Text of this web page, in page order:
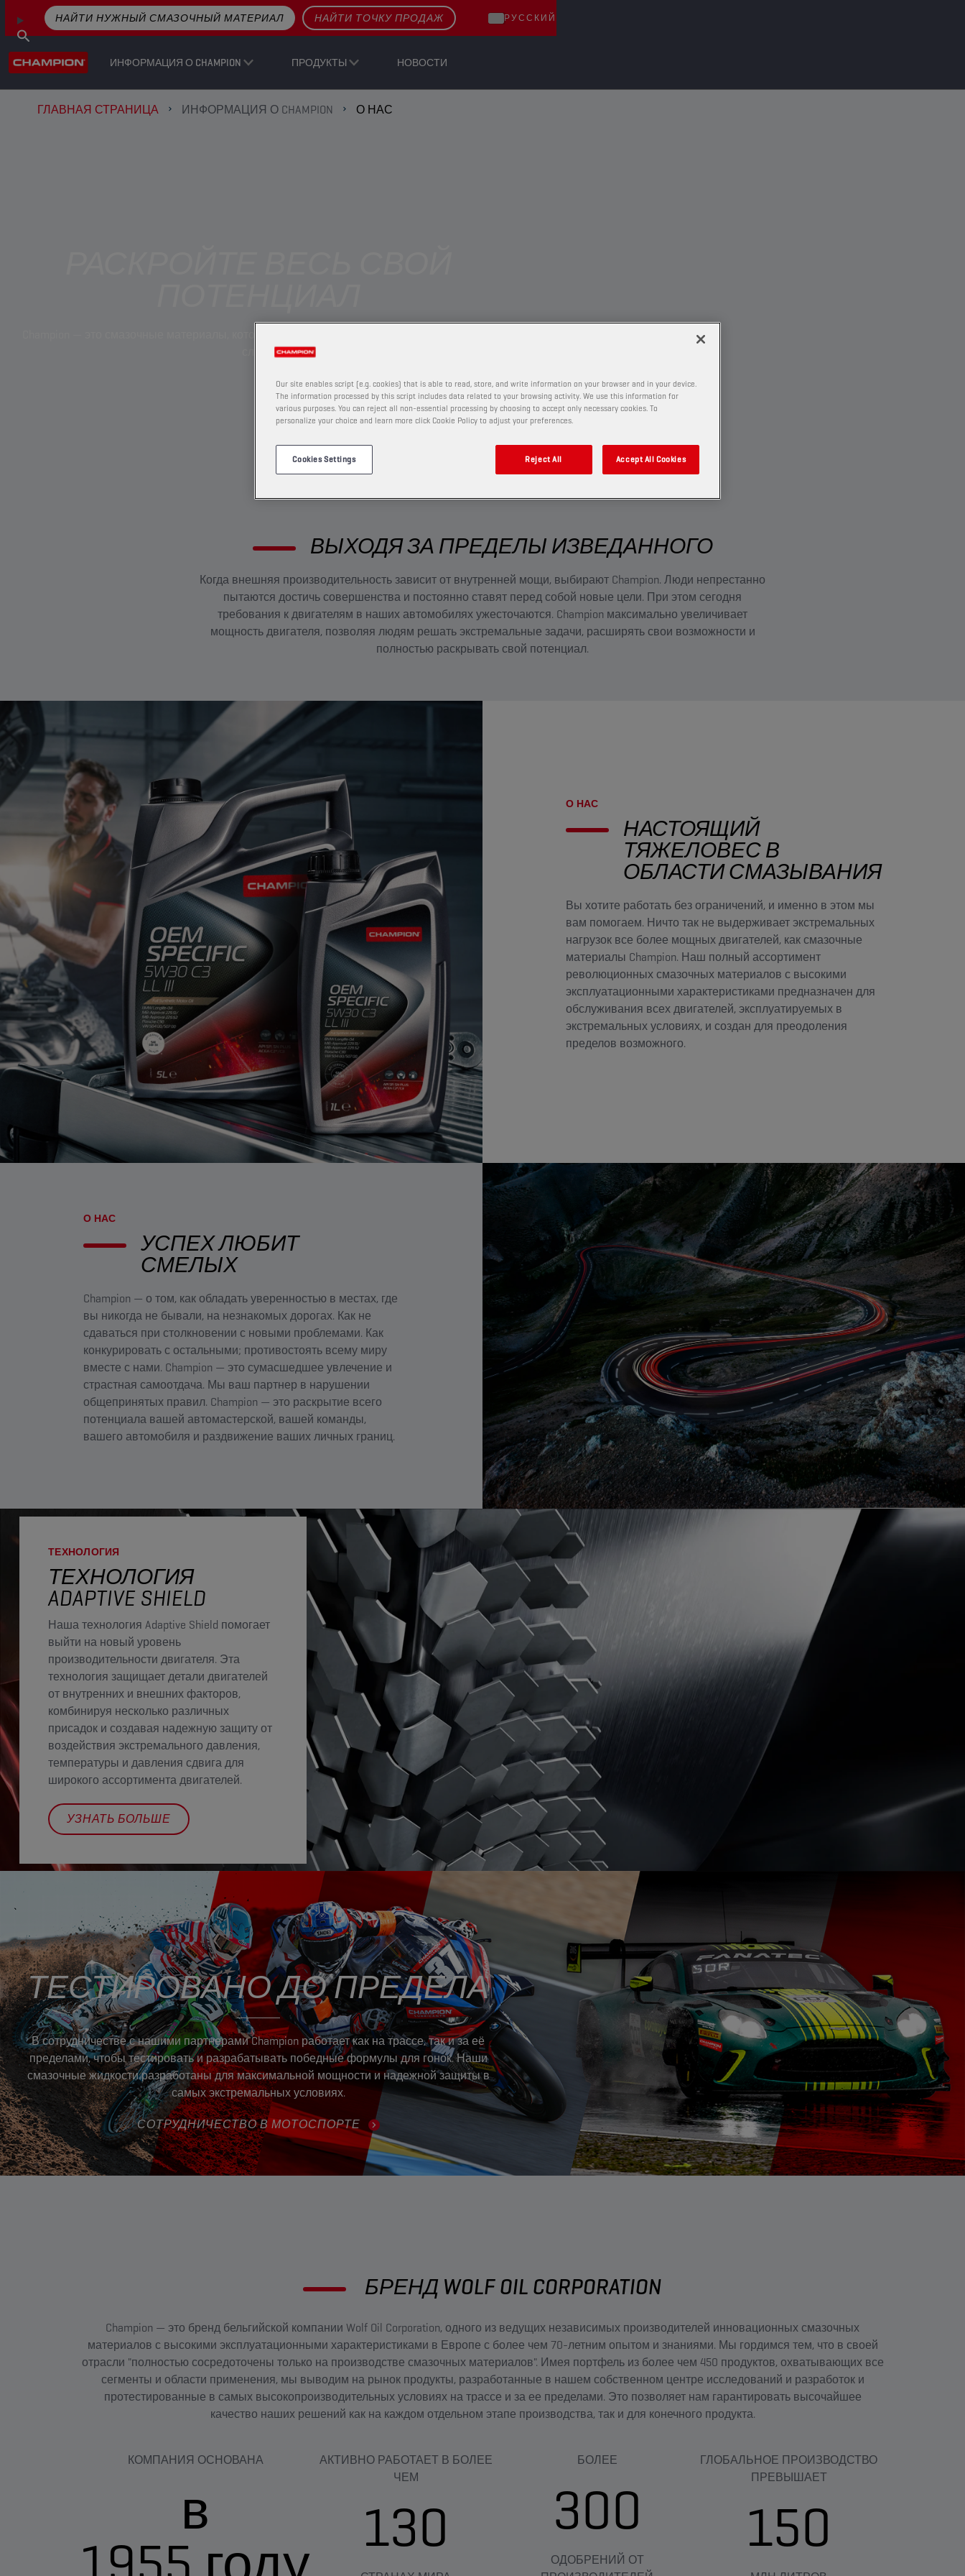
ИНФОРМАЦИЯ О CHAMPION ПРОДУКТЫ НОВОСТИ
НАЙТИ НУЖНЫЙ СМАЗОЧНЫЙ МАТЕРИАЛ НАЙТИ ТОЧКУ ПРОДАЖ РУССКИЙ
ГЛАВНАЯ СТРАНИЦА ИНФОРМАЦИЯ О CHAMPION О НАС
славу.
ВЫХОДЯ ЗА ПРЕДЕЛЫ ИЗВЕДАННОГО
Когда внешняя производительность зависит от внутренней мощи, выбирают Champion. Люди непрестанно
пытаются достичь совершенства и постоянно ставят перед собой новые цели. При этом сегодня
требования к двигателям в наших автомобилях ужесточаются. Champion максимально увеличивает
мощность двигателя, позволяя людям решать экстремальные задачи, расширять свои возможности и
полностью раскрывать свой потенциал.
О НАС
НАСТОЯЩИЙ
ТЯЖЕЛОВЕС В
ОБЛАСТИ СМАЗЫВАНИЯ
Вы хотите работать без ограничений, и именно в этом мы
вам помогаем. Ничто так не выдерживает экстремальных
нагрузок все более мощных двигателей, как смазочные
материалы Champion. Наш полный ассортимент
революционных смазочных материалов с высокими
эксплуатационными характеристиками предназначен для
обслуживания всех двигателей, эксплуатируемых в
экстремальных условиях, и создан для преодоления
пределов возможного.
О НАС
УСПЕХ ЛЮБИТ
СМЕЛЫХ
Champion — о том, как обладать уверенностью в местах, где
вы никогда не бывали, на незнакомых дорогах. Как не
сдаваться при столкновении с новыми проблемами. Как
конкурировать с остальными; противостоять всему миру
вместе с нами. Champion — это сумасшедшее увлечение и
страстная самоотдача. Мы ваш партнер в нарушении
общепринятых правил. Champion — это раскрытие всего
потенциала вашей автомастерской, вашей команды,
вашего автомобиля и раздвижение ваших личных границ.
ТЕХНОЛОГИЯ
ТЕХНОЛОГИЯ
ADAPTIVE SHIELD​
Наша технология Adaptive Shield помогает
выйти на новый уровень
производительности двигателя. Эта
технология защищает детали двигателей
от внутренних и внешних факторов,
комбинируя несколько различных
присадок и создавая надежную защиту от
воздействия экстремального давления,
температуры и давления сдвига для
широкого ассортимента двигателей.
УЗНАТЬ БОЛЬШЕ
ТЕСТИРОВАНО ДО ПРЕДЕЛА
В сотрудничестве с нашими партнерами Champion работает как на трассе, так и за её
пределами, чтобы тестировать и разрабатывать победные формулы для гонок. Наши
смазочные жидкости разработаны для максимальной мощности и надежной защиты в
самых экстремальных условиях.
СОТРУДНИЧЕСТВО В МОТОСПОРТЕ
БРЕНД WOLF OIL CORPORATION
Champion — это бренд бельгийской компании Wolf Oil Corporation, одного из ведущих независимых производителей инновационных смазочных
материалов с высокими эксплуатационными характеристиками в Европе с более чем 70-летним опытом и знаниями. Мы гордимся тем, что в своей
отрасли "полностью сосредоточены только на производстве смазочных материалов". Имея портфель из более чем 450 продуктов, охватывающих все
сегменты и области применения, мы выводим на рынок продукты, разработанные в нашем собственном центре исследований и разработок и
протестированные в самых высокопроизводительных условиях на трассе и за ее пределами. Это позволяет нам гарантировать высочайшее
качество наших решений как на каждом отдельном этапе производства, так и для конечного продукта.
КОМПАНИЯ ОСНОВАНА
в
АКТИВНО РАБОТАЕТ В БОЛЕЕ
ЧЕМ
130
БОЛЕЕ
300
ОДОБРЕНИЙ ОТ
ГЛОБАЛЬНОЕ ПРОИЗВОДСТВО
ПРЕВЫШАЕТ
150
Our site enables script (e.g. cookies) that is able to read, store, and write information on your browser and in your device.
The information processed by this script includes data related to your browsing activity. We use this information for
various purposes. You can reject all non-essential processing by choosing to accept only necessary cookies. To
personalize your choice and learn more click Cookie Policy to adjust your preferences.
Cookies Settings Reject All Accept All Cookies